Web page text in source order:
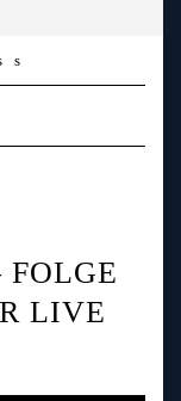
FOLGE
LIVE